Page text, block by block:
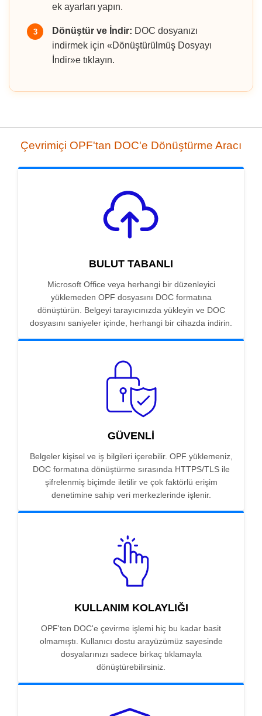
ek ayarları yapın.
3 Dönüştür ve İndir: DOC dosyanızı
indirmek için «Dönüştürülmüş Dosyayı
İndir»e tıklayın.
Çevrimiçi OPF'tan DOC'e Dönüştürme Aracı
BULUT TABANLI
Microsoft Office veya herhangi bir düzenleyici
yüklemeden OPF dosyasını DOC formatına
dönüştürün. Belgeyi tarayıcınızda yükleyin ve DOC
dosyasını saniyeler içinde, herhangi bir cihazda indirin.
GÜVENLI
Belgeler kişisel ve iş bilgileri içerebilir. OPF yüklemeniz,
DOC formatına dönüştürme sırasında HTTPS/TLS ile
şifrelenmiş biçimde iletilir ve çok faktörlü erişim
denetimine sahip veri merkezlerinde işlenir.
KULLANIM KOLAYLIĞI
OPF'ten DOC'e çevirme işlemi hiç bu kadar basit
olmamıştı. Kullanıcı dostu arayüzümüz sayesinde
dosyalarınızı sadece birkaç tıklamayla
dönüştürebilirsiniz.